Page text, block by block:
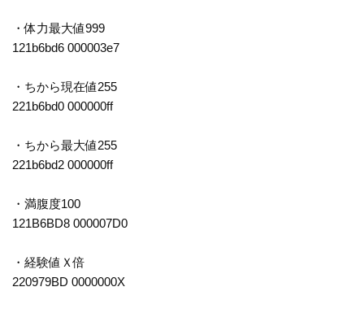
・体力最大値999
121b6bd6 000003e7
・ちから現在値255
221b6bd0 000000ff
・ちから最大値255
221b6bd2 000000ff
・満腹度100
121B6BD8 000007D0
・経験値Ｘ倍
220979BD 0000000X